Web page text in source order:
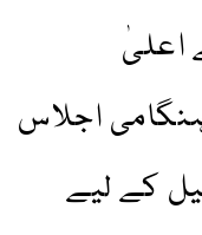
اعلیٰ
اجلاس
کے لیے